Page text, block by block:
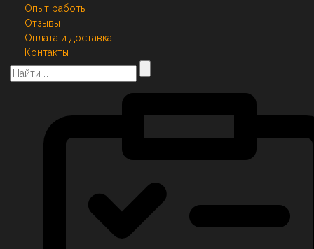
Опыт работы
Отзывы
Оплата и доставка
Контакты